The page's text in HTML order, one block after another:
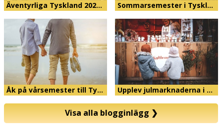
Äventyrliga Tyskland 202… Sommarsemester i Tyskl…
Åk på vårsemester till Ty… Upplev julmarknaderna i …
Visa alla blogginlägg❯